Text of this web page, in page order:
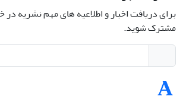
برای دریافت اخبار و اطلاعیه های مهم نشریه در
مشترک شوید.